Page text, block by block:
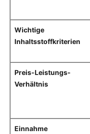
Wichtige
Inhaltsstoffkriterien
Preis-Leistungs-
Verhältnis
Einnahme